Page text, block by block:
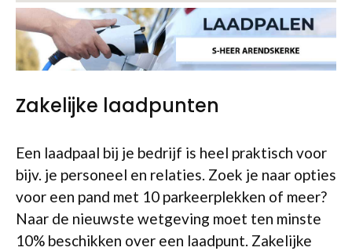
Zakelijke laadpunten
Een laadpaal bij je bedrijf is heel praktisch voor
bijv. je personeel en relaties. Zoek je naar opties
voor een pand met 10 parkeerplekken of meer?
Naar de nieuwste wetgeving moet ten minste
10% beschikken over een laadpunt. Zakelijke